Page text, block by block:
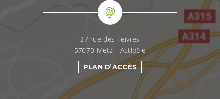
27 rue des Feivres
57070 Metz – Actipôle
PLAN D’ACCÈS